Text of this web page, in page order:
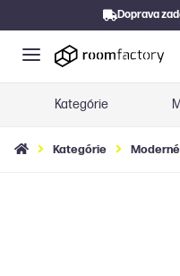
Doprava
Kategórie
Kategórie